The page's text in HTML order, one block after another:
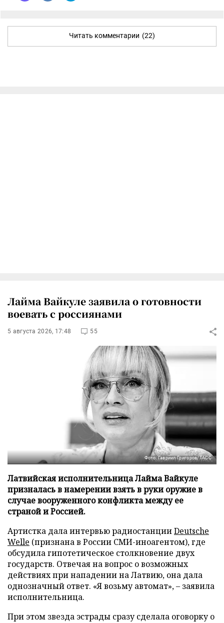
Читать комментарии (22)
Лайма Вайкуле заявила о готовности
воевать с россиянами
5 августа 2026, 17:48 55
Фото: Гавриил Григоров/ТАСС
Латвийская исполнительница Лайма Вайкуле
призналась в намерении взять в руки оружие в
случае вооруженного конфликта между ее
страной и Россией.
Артистка дала интервью радиостанцииDeutsche
Welle (признана в России СМИ-иноагентом), где
обсудила гипотетическое столкновение двух
государств. Отвечая на вопрос о возможных
действиях при нападении на Латвию, она дала
однозначный ответ. «Я возьму автомат», – заявила
исполнительница.
При этом звезда эстрады сразу сделала оговорку о